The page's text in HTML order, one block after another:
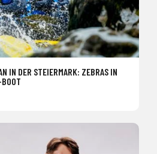
IN DER STEIERMARK: ZEBRAS IN